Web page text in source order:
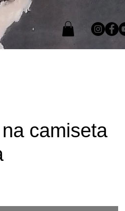
Blog
camiseta